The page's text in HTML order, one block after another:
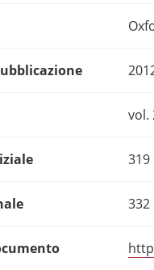
vol.
319
332